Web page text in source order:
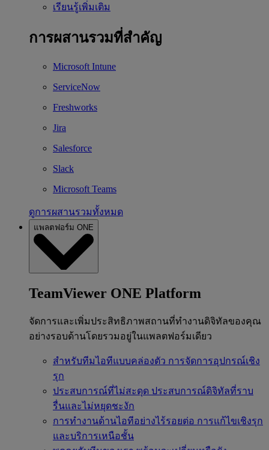
เรียนรู้เพิ่มเติม
การผสานรวมที่สำคัญ
Microsoft Intune
ServiceNow
Freshworks
Jira
Salesforce
Slack
Microsoft Teams
ดูการผสานรวมทั้งหมด
แพลตฟอร์ม ONE
TeamViewer ONE Platform
จัดการและเพิ่มประสิทธิภาพสถานที่ทำงานดิจิทัลของคุณ
อย่างรอบด้านโดยรวมอยู่ในแพลตฟอร์มเดียว
สำหรับทีมไอทีแบบคล่องตัว การจัดการอุปกรณ์เชิง
รุก
ประสบการณ์ที่ไม่สะดุด ประสบการณ์ดิจิทัลที่ราบ
รื่นและไม่หยุดชะงัก
การทำงานด้านไอทีอย่างไร้รอยต่อ การแก้ไขเชิงรุก
และบริการเหนือชั้น